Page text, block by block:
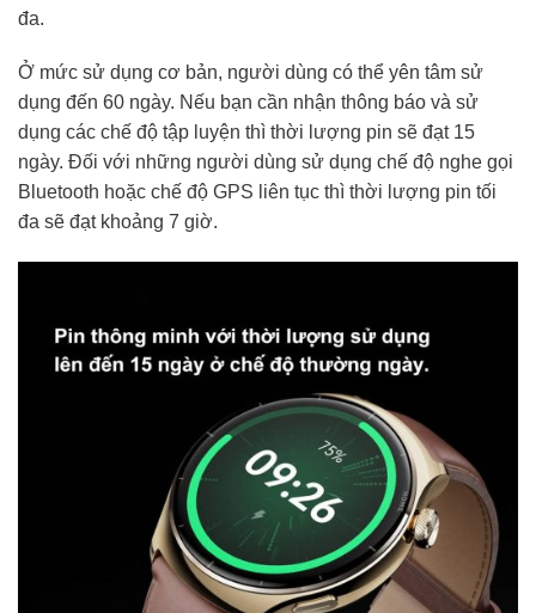
đa.
Ở mức sử dụng cơ bản, người dùng có thể yên tâm sử
dụng đến 60 ngày. Nếu bạn cần nhận thông báo và sử
dụng các chế độ tập luyện thì thời lượng pin sẽ đạt 15
ngày. Đối với những người dùng sử dụng chế độ nghe gọi
Bluetooth hoặc chế độ GPS liên tục thì thời lượng pin tối
đa sẽ đạt khoảng 7 giờ.